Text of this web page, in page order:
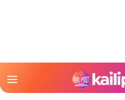
Mobile